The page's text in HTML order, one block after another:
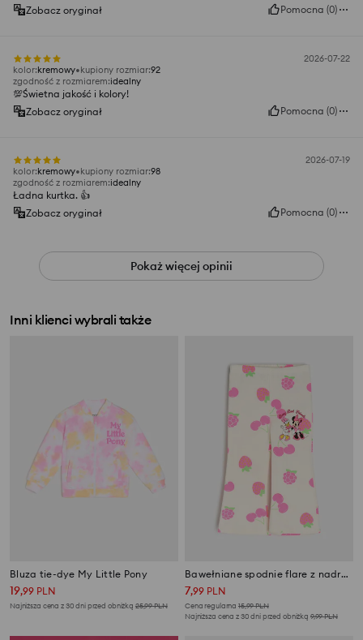
Zobacz oryginał
Pomocna (0)
2026-07-22
kolor:kremowy kupiony rozmiar:92
zgodność z rozmiarem:idealny
💯Świetna jakość i kolory!
Zobacz oryginał
Pomocna (0)
2026-07-19
kolor:kremowy kupiony rozmiar:98
zgodność z rozmiarem:idealny
Ładna kurtka. 👍️
Zobacz oryginał
Pomocna (0)
Pokaż więcej opinii
Inni klienci wybrali także
Bluza tie-dye My Little Pony
19,99 PLN
Najniższa cena z 30 dni przed obniżką 25,99PLN
Bawełniane spodnie flare z nadrukiem Minnie Mouse
7,99 PLN
Cena regularna 15,99PLN
Najniższa cena z 30 dni przed obniżką 9,99PLN